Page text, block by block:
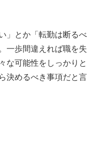
」とか「転勤は断るべ
一歩間違えれば職を失
な可能性をしっかりと
決めるべき事項だと言